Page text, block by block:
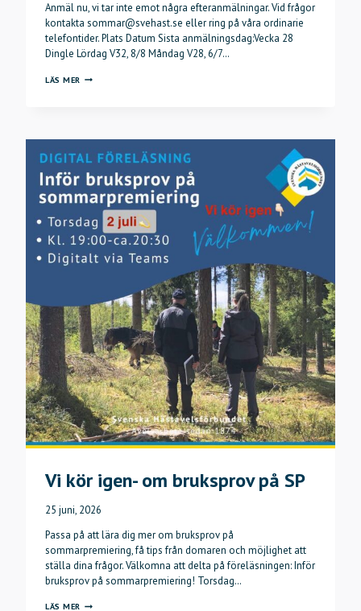
Anmäl nu, vi tar inte emot några efteranmälningar. Vid frågor
kontakta sommar@svehast.se eller ring på våra ordinarie
telefontider. Plats Datum Sista anmälningsdag:Vecka 28
Dingle Lördag V32, 8/8 Måndag V28, 6/7…
LÄS MER SISTA
JULI
Vi kör igen- om bruksprov på SP
25 juni, 2026
Passa på att lära dig mer om bruksprov på
sommarpremiering, få tips från domaren och möjlighet att
ställa dina frågor. Välkomna att delta på föreläsningen: Inför
bruksprov på sommarpremiering! Torsdag…
LÄS MER VI